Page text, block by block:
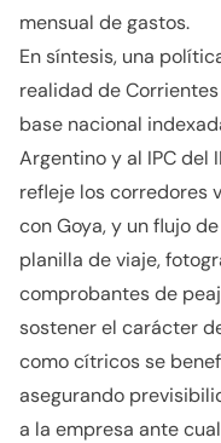
mensual de gastos.
En síntesis, una
realidad de
base nacional
Argentino y al IPC del
refleje los corredores
con Goya, y un flujo
planilla de viaje,
comprobantes de
sostener el carácter
como cítricos se
asegurando
a la empresa ante